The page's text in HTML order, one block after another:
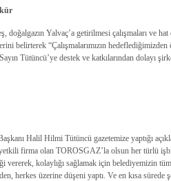
Yalvaç’a getirilmesi çalışmaları ve hat
belirterek “Çalışmalarımızın hedeflediğimizden
Tütüncü’ye destek ve katkılarından dolayı
Halil Hilmi Tütüncü gazetemize yaptığı
firma olan TOROSGAZ’la olsun her türlü
vererek, kolaylığı sağlamak için belediyemizin
herkes üzerine düşeni yaptı. Ve en kısa sürede